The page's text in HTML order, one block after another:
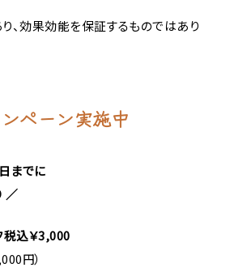
、効果効能を保証するものではあり
ペーン実施中
までに
／
込￥3,000
円）